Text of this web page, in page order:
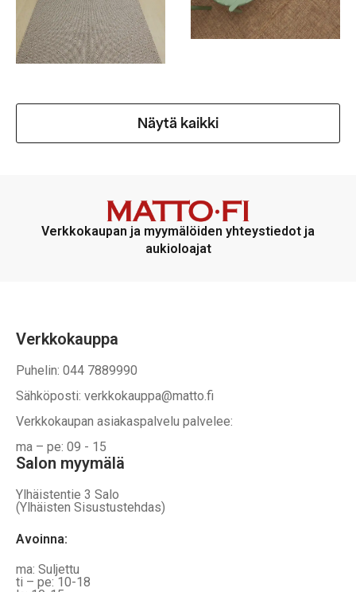
Näytä kaikki
Verkkokaupan ja myymälöiden yhteystiedot ja
aukioloajat
Verkkokauppa
Puhelin: 044 7889990
Sähköposti: verkkokauppa@matto.fi
Verkkokaupan asiakaspalvelu palvelee:
ma – pe: 09 - 15
Salon myymälä
Ylhäistentie 3 Salo
(Ylhäisten Sisustustehdas)
Avoinna:
ma: Suljettu
ti – pe: 10-18